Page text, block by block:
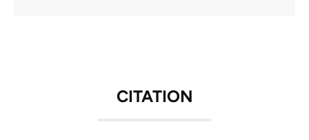
CITATION